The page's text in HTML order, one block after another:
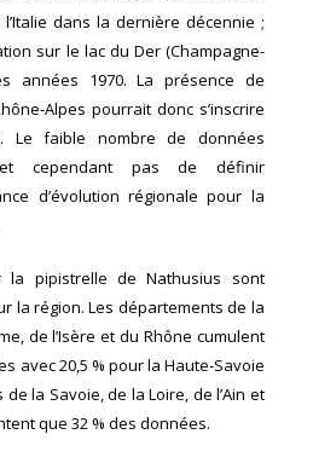
dans la dernière décennie ;
sur le lac du Der (Champagne-
années 1970. La présence de
Alpes pourrait donc s’inscrire
Le faible nombre de données
cependant pas de définir
d’évolution régionale pour la
la pipistrelle de Nathusius sont
la région. Les départements de la
de l’Isère et du Rhône cumulent
avec 20,5 % pour la Haute-Savoie
la Savoie, de la Loire, de l’Ain et
que 32 % des données.